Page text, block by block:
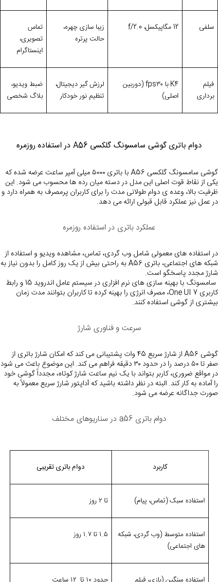
سلفی 12مگاپیکسل، f/2.0
زیبا سازی چهره،
حالت پرتره
تماس
تصویری،
اینستاگرام
فیلم‌
برداری
4
Kبا ۳۰fps
(دوربین
اصلی)
لرزش‌ گیر دیجیتال،
تنظیم نور خودکار
ضبط ویدیو،
بلاگ شخصی
دوام باتری گوشی سامسونگ گلکسی A56 در استفاده روزمره
در عمل نیز عملکرد قابل قبولی ارائه می دهد.
عملکرد باتری در استفاده روزمره
شارژ مجدد پاسخگو است.
بیشتری از گوشی استفاده کنند.
سرعت و فناوری شارژ
صورت جداگانه عرضه می شود.
دوام باتری a56 در سناریوهای مختلف
کاربرد دوام باتری تقریبی
استفاده سبک (تماس، پیام) تا ۲ روز
استفاده متوسط (وب گردی، شبکه
های اجتماعی)
۱.۵ تا۱.۷ روز